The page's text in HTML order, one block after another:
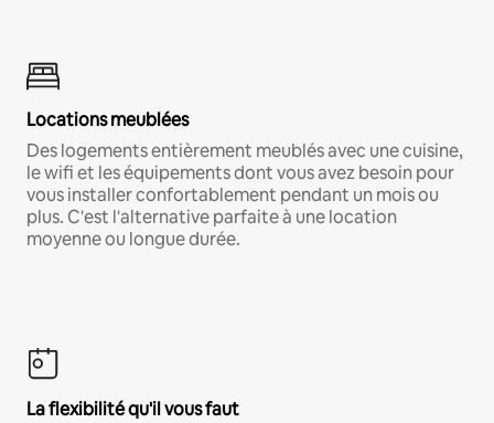
Locations meublées
Des logements entièrement meublés avec une cuisine,
le wifi et les équipements dont vous avez besoin pour
vous installer confortablement pendant un mois ou
plus. C'est l'alternative parfaite à une location
moyenne ou longue durée.
La flexibilité qu'il vous faut